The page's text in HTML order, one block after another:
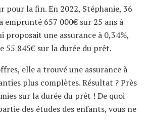
pour la fin. En 2022, Stéphanie, 36
emprunté 657 000€ sur 25 ans à
proposait une assurance à 0,34%,
55 845€ sur la durée du prêt.
elle a trouvé une assurance à
plus complètes. Résultat ? Près
sur la durée du prêt ! De quoi
des études des enfants, vous ne